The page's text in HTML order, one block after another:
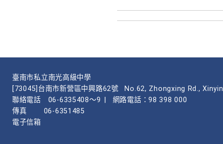
臺南市私立南光高級中學
[73045]台南市新營區中興路62號
No.62, Zhongxing Rd.,
聯絡電話
06-6335408～9
網路電話：98 398 000
傳真
06-6351485
電子信箱